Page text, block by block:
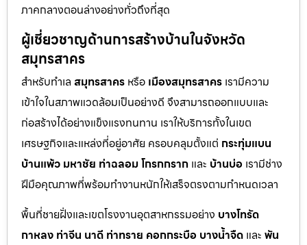
ภาคกลางตอนล่างอย่างทั่วถึงที่สุด
ผู้เชี่ยวชาญด้านการสร้างบ้านในจังหวัด
สมุทรสาคร
สำหรับทำเล สมุทรสาคร หรือ เมืองสมุทรสาคร เรามีความ
เข้าใจในสภาพแวดล้อมเป็นอย่างดี จึงสามารถออกแบบและ
ก่อสร้างได้อย่างแข็งแรงทนทาน เราให้บริการทั้งในเขต
เศรษฐกิจและแหล่งที่อยู่อาศัย ครอบคลุมตั้งแต่ กระทุ่มแบน
บ้านแพ้ว มหาชัย ท่าฉลอมโกรกกราก และ บ้านบ่อ เรามีช่าง
ฝีมือคุณภาพที่พร้อมทำงานหนักให้เสร็จตรงตามกำหนดเวลา
พื้นที่ชายฝั่งและเขตโรงงานอุตสาหกรรมอย่าง บางโทรัด
กาหลง ท่าจีน นาดี ท่าทราย คอกกระบือ บางน้ำจืด และ พัน